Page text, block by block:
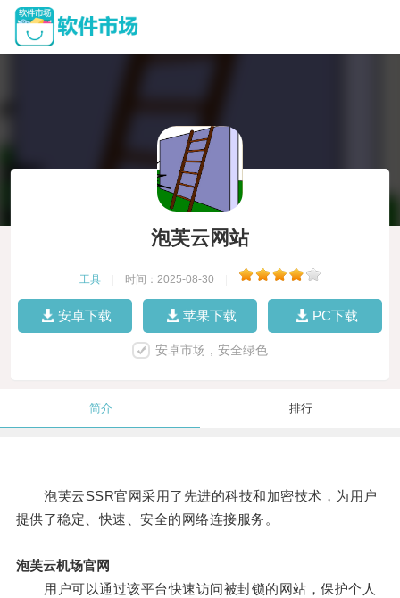
泡芙云网站
工具 时间：2025-08-30
安卓下载 苹果下载 PC下载
安卓市场，安全绿色
简介 排行
泡芙云SSR官网采用了先进的科技和加密技术，为用户
提供了稳定、快速、安全的网络连接服务。
泡芙云机场官网
用户可以通过该平台快速访问被封锁的网站，保护个人